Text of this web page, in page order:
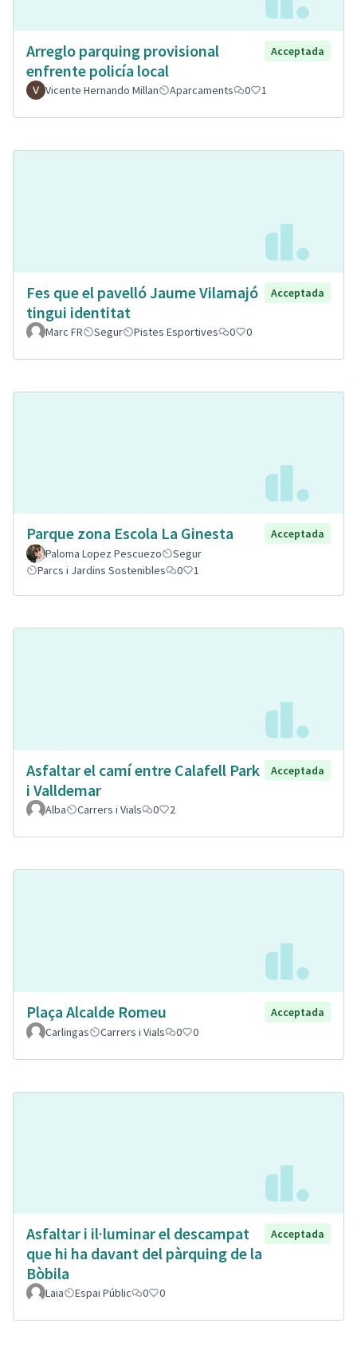
Arreglo parquing provisional
enfrente policía local
Acceptada
Vicente Hernando Millan Aparcaments 0 1
Fes que el pavelló Jaume Vilamajó
tingui identitat
Acceptada
Marc FR Segur Pistes Esportives 0 0
Parque zona Escola La Ginesta
Acceptada
Paloma Lopez Pescuezo
Segur
Parcs i Jardins Sostenibles
0 1
Asfaltar el camí entre Calafell Park
i Valldemar
Acceptada
Alba Carrers i Vials 0 2
Plaça Alcalde Romeu
Acceptada
Carlingas
Carrers i Vials 0 0
Asfaltar i il·luminar el descampat
que hi ha davant del pàrquing de la
Bòbila
Acceptada
Laia Espai Públic 0 0